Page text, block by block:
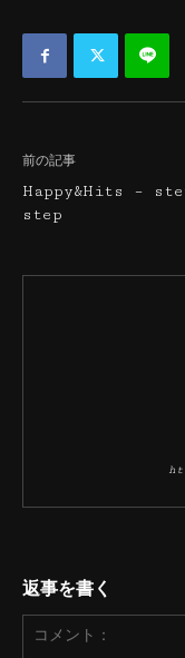
前の記事
Happy&Hits –
step
返事を書く